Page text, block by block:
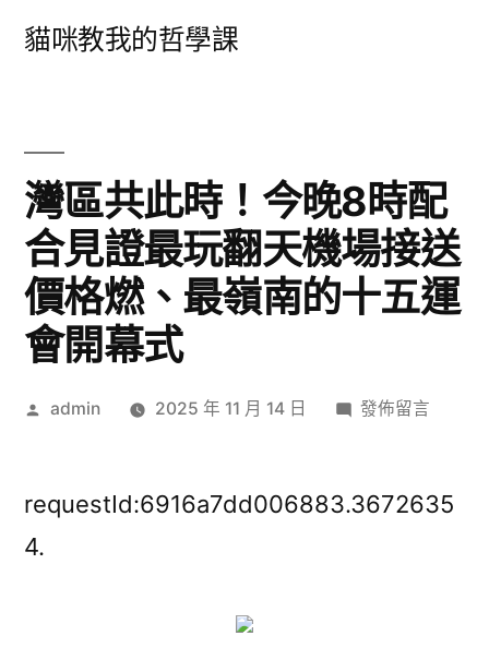
貓咪教我的哲學課
灣區共此時！今晚8時配
合見證最玩翻天機場接送
價格燃、最嶺南的十五運
會開幕式
作
admin 2025 年 11 月 14 日
在
共
發佈留言
requestId:6916a7dd006883.3672635
4.